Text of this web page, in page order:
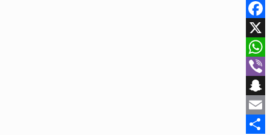
Facebook
X
WhatsApp
Viber
Snapchat
Email